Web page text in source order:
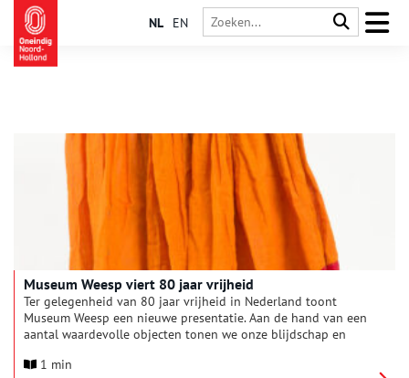
NL EN
Museum Weesp viert 80 jaar vrijheid
Ter gelegenheid van 80 jaar vrijheid in Nederland toont
Museum Weesp een nieuwe presentatie. Aan de hand van een
aantal waardevolle objecten tonen we onze blijdschap en
centrale rol hierin speelt een speciale ‘bevrijdingsrok’ uit
1 min